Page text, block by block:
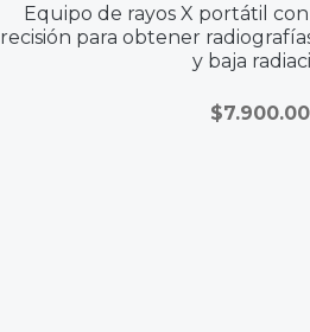
Equipo de rayos X portátil
para obtener
y baja
$